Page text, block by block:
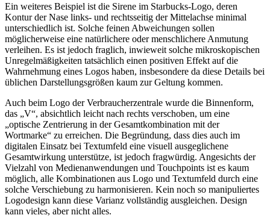
Ein weiteres Beispiel ist die Sirene im Starbucks-Logo, deren
Kontur der Nase links- und rechtsseitig der Mittelachse minimal
unterschiedlich ist. Solche feinen Abweichungen sollen
möglicherweise eine natürlichere oder menschlichere Anmutung
verleihen. Es ist jedoch fraglich, inwieweit solche mikroskopischen
Unregelmäßigkeiten tatsächlich einen positiven Effekt auf die
Wahrnehmung eines Logos haben, insbesondere da diese Details bei
üblichen Darstellungsgrößen kaum zur Geltung kommen.
Auch beim Logo der Verbraucherzentrale wurde die Binnenform,
das „V“, absichtlich leicht nach rechts verschoben, um eine
„optische Zentrierung in der Gesamtkombination mit der
Wortmarke“ zu erreichen. Die Begründung, dass dies auch im
digitalen Einsatz bei Textumfeld eine visuell ausgeglichene
Gesamtwirkung unterstütze, ist jedoch fragwürdig. Angesichts der
Vielzahl von Medienanwendungen und Touchpoints ist es kaum
möglich, alle Kombinationen aus Logo und Textumfeld durch eine
solche Verschiebung zu harmonisieren. Kein noch so manipuliertes
Logodesign kann diese Varianz vollständig ausgleichen. Design
kann vieles, aber nicht alles.